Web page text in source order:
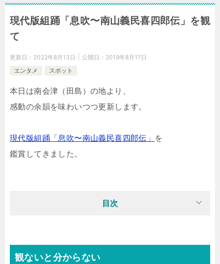
現代版組踊「息吹〜南山義民喜四郎伝」を観
て
更新日： 2022年8月13日 公開日： 2019年8月17日
エンタメ
スポット
本日は南会津（田島）の地より、
感動の余韻を味わいつつ更新します。
現代版組踊「息吹〜南山義民喜四郎伝」 を
鑑賞してきました。
目次
観ないと分からない